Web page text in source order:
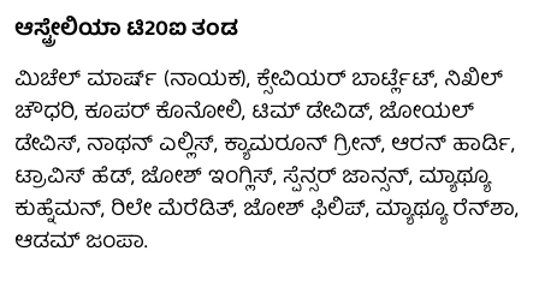
ಆಸ್ಟ್ರೇಲಿಯಾ ಟಿ20ಐ ತಂಡ
ಮಿಚೆಲ್ ಮಾರ್ಷ್ (ನಾಯಕ), ಕ್ಸೇವಿಯರ್ ಬಾರ್ಟ್ಲೆಟ್, ನಿಖಿಲ್
ಚೌಧರಿ, ಕೂಪರ್ ಕೊನೋಲಿ, ಟಿಮ್ ಡೇವಿಡ್, ಜೋಯಲ್
ಡೇವಿಸ್, ನಾಥನ್ ಎಲ್ಲಿಸ್, ಕ್ಯಾಮರೂನ್ ಗ್ರೀನ್, ಆರನ್ ಹಾರ್ಡಿ,
ಟ್ರಾವಿಸ್ ಹೆಡ್, ಜೋಶ್ ಇಂಗ್ಲಿಸ್, ಸ್ಪೆನ್ಸರ್ ಜಾನ್ಸನ್, ಮ್ಯಾಥ್ಯೂ
ಕುಹ್ನೆಮನ್, ರಿಲೇ ಮೆರೆಡಿತ್, ಜೋಶ್ ಫಿಲಿಪ್, ಮ್ಯಾಥ್ಯೂ ರೆನ್‌ಶಾ,
ಆಡಮ್ ಜಂಪಾ.